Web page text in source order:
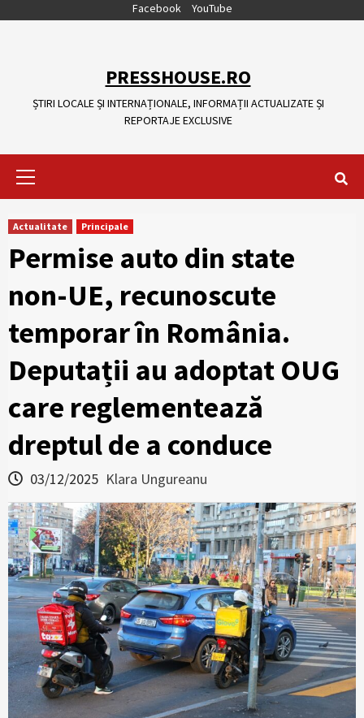
Facebook YouTube
PRESSHOUSE.RO
ȘTIRI LOCALE ȘI INTERNAȚIONALE, INFORMAȚII ACTUALIZATE ȘI
REPORTAJE EXCLUSIVE
Actualitate Principale
Permise auto din state
non-UE, recunoscute
temporar în România.
Deputații au adoptat OUG
care reglementează
dreptul de a conduce
03/12/2025 Klara Ungureanu